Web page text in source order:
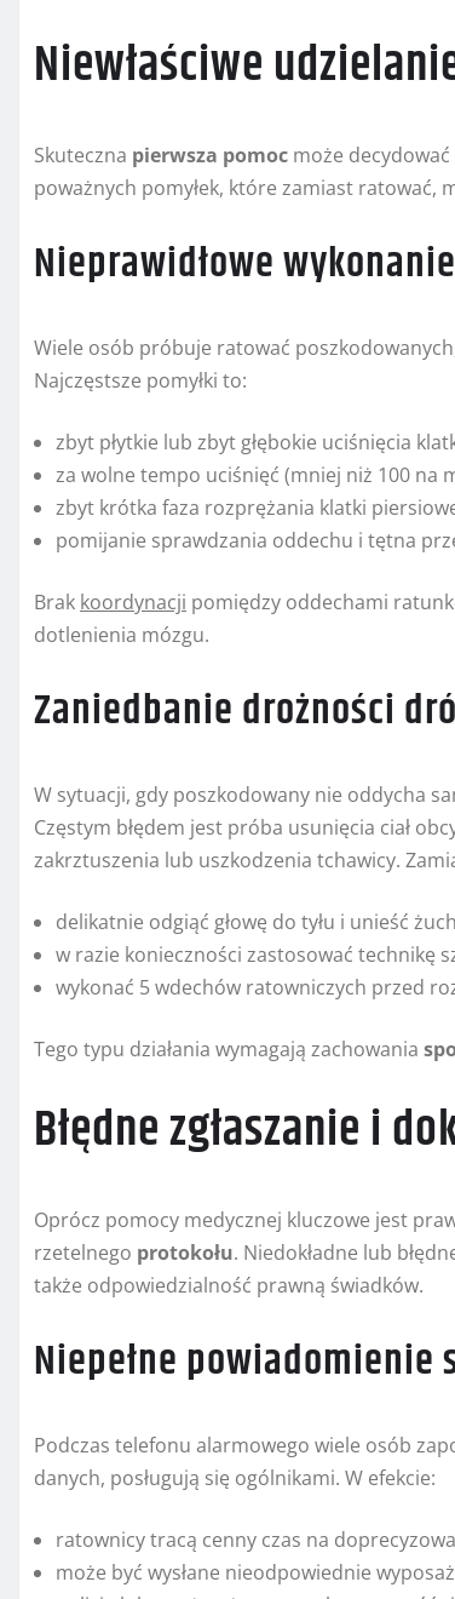
Niewłaściwe
Skuteczna pierwsza pomoc może
poważnych pomyłek, które zamiast ratować,
Nieprawidłowe
Wiele osób próbuje ratować
Najczęstsze pomyłki to:
zbyt płytkie lub zbyt głębokie uciśnięcia
za wolne tempo uciśnięć (mniej niż 100 na
zbyt krótka faza rozprężania klatki
pomijanie sprawdzania oddechu i tętna
Brak koordynacji pomiędzy oddechami
dotlenienia mózgu.
Zaniedbanie drożności
W sytuacji, gdy poszkodowany nie oddycha
Częstym błędem jest próba usunięcia ciał
zakrztuszenia lub uszkodzenia tchawicy.
delikatnie odgiąć głowę do tyłu i unieść
w razie konieczności zastosować technikę
wykonać 5 wdechów ratowniczych przed
Tego typu działania wymagają zachowania
Błędne zgłaszanie i
Oprócz pomocy medycznej kluczowe jest
rzetelnego protokołu. Niedokładne lub
także odpowiedzialność prawną świadków.
Niepełne powiadomienie
Podczas telefonu alarmowego wiele osób
danych, posługują się ogólnikami. W efekcie:
ratownicy tracą cenny czas na
może być wysłane nieodpowiednie